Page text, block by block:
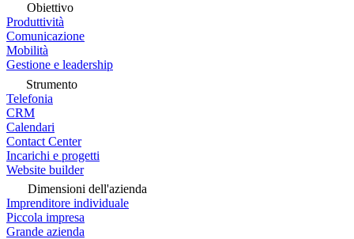
Obiettivo
Produttività
Comunicazione
Mobilità
Gestione e leadership
Strumento
Telefonia
CRM
Calendari
Contact Center
Incarichi e progetti
Website builder
Dimensioni dell'azienda
Imprenditore individuale
Piccola impresa
Grande azienda